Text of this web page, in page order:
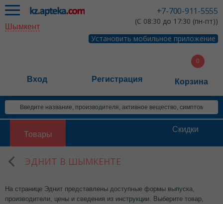
+7-700-911-5555
(С 08:30 до 17:30 (пн-пт))
Установить мобильное приложение
Шымкент
Вход Регистрация Корзина
Товары
Скидки
ЭДНИТ В ШЫМКЕНТЕ
На странице Эднит представлены доступные формы выпуска,
производители, цены и сведения из инструкции. Выберите товар,